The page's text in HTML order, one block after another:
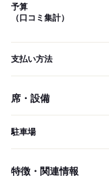
予算
（口コミ集計）
支払い方法
席・設備
駐車場
特徴・関連情報